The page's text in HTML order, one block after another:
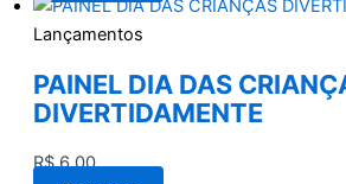
Lançamentos
PAINEL DIA DAS
DIVERTIDAMENTE
R$6,00